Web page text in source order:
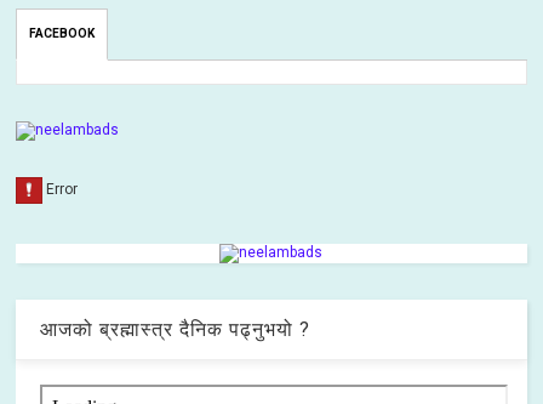
FACEBOOK
आजको ब्रह्मास्त्र दैनिक पढ्नुभयो ?